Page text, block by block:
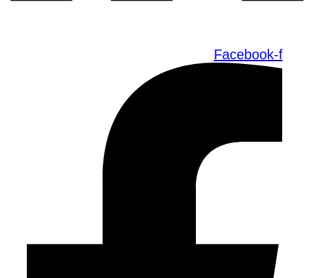
Facebook-f